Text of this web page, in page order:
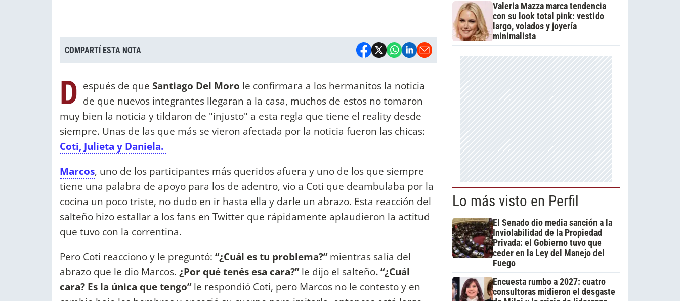
COMPARTÍ ESTA NOTA
D espués de que Santiago Del Moro le confirmara a los hermanitos la noticia
de que nuevos integrantes llegaran a la casa, muchos de estos no tomaron
muy bien la noticia y tildaron de "injusto" a esta regla que tiene el reality desde
siempre. Unas de las que más se vieron afectada por la noticia fueron las chicas:
Coti, Julieta y Daniela.
Marcos, uno de los participantes más queridos afuera y uno de los que siempre
tiene una palabra de apoyo para los de adentro, vio a Coti que deambulaba por la
cocina un poco triste, no dudo en ir hasta ella y darle un abrazo. Esta reacción del
salteño hizo estallar a los fans en Twitter que rápidamente aplaudieron la actitud
que tuvo con la correntina.
Pero Coti reacciono y le preguntó: “¿Cuál es tu problema?”mientras salía del
abrazo que le dio Marcos. ¿Por qué tenés esa cara?”le dijo el salteño. “¿Cuál
cara? Es la única que tengo”le respondió Coti, pero Marcos no le contesto y en
Valeria Mazza marca tendencia
con su look total pink: vestido
largo, volados y joyería
minimalista
Lo más visto en Perfil
El Senado dio media sanción a la
Inviolabilidad de la Propiedad
Privada: el Gobierno tuvo que
ceder en la Ley del Manejo del
Fuego
Encuesta rumbo a 2027: cuatro
consultoras midieron el desgaste